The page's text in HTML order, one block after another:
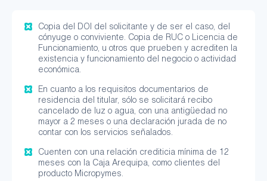
Copia del DOI del solicitante y de ser el caso, del
cónyuge o conviviente. Copia de RUC o Licencia de
Funcionamiento, u otros que prueben y acrediten la
existencia y funcionamiento del negocio o actividad
económica.
En cuanto a los requisitos documentarios de
residencia del titular, sólo se solicitará recibo
cancelado de luz o agua, con una antigüedad no
mayor a 2 meses o una declaración jurada de no
contar con los servicios señalados.
Cuenten con una relación crediticia mínima de 12
meses con la Caja Arequipa, como clientes del
producto Micropymes.